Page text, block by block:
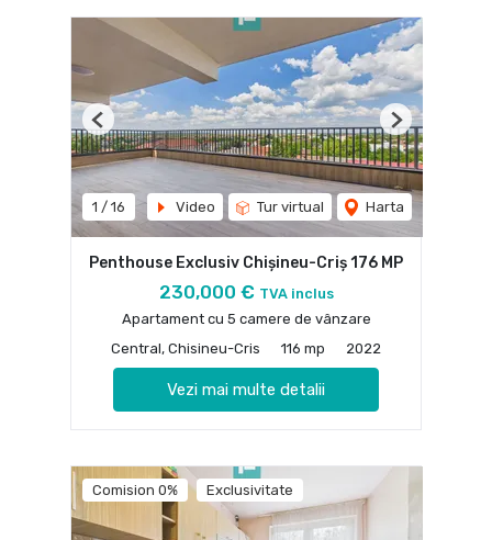
1 / 16 Video Tur virtual Harta
Previous Next
Penthouse Exclusiv Chișineu-Criș 176 MP
230,000 € TVA inclus
Apartament cu 5 camere de vânzare
Central, Chisineu-Cris
116 mp 2022
Vezi mai multe detalii
Comision 0% Exclusivitate